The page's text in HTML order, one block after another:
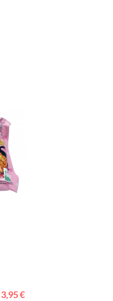
3,95 €